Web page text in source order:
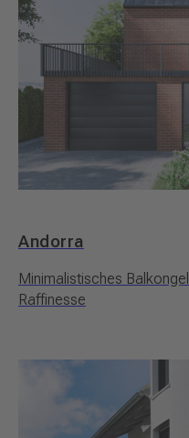
Andorra
Minimalistisches
Raffinesse